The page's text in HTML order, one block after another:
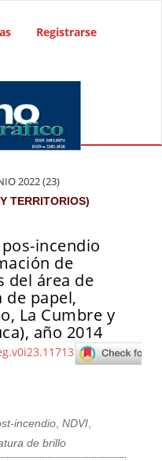
Registrarse
2022 (23)
TERRITORIOS)
incendio
de
del área de
de papel,
La Cumbre y
año 2014
incendio,NDVI,
de brillo